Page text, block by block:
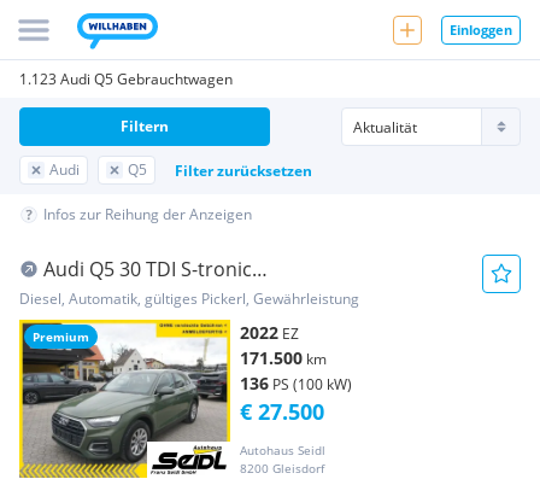
Einloggen
1.123 Audi Q5 Gebrauchtwagen
Audi Q5 Filter zurücksetzen
Filtern
Infos zur Reihung der Anzeigen
Premium
Audi Q5 30 TDI S-tronic
*MATRIX+LEDER+VIRTUAL*
Diesel, Automatik, gültiges Pickerl, Gewährleistung
2022 EZ
171.500 km
136 PS (100 kW)
Autohaus Seidl
8200 Gleisdorf
€ 27.500